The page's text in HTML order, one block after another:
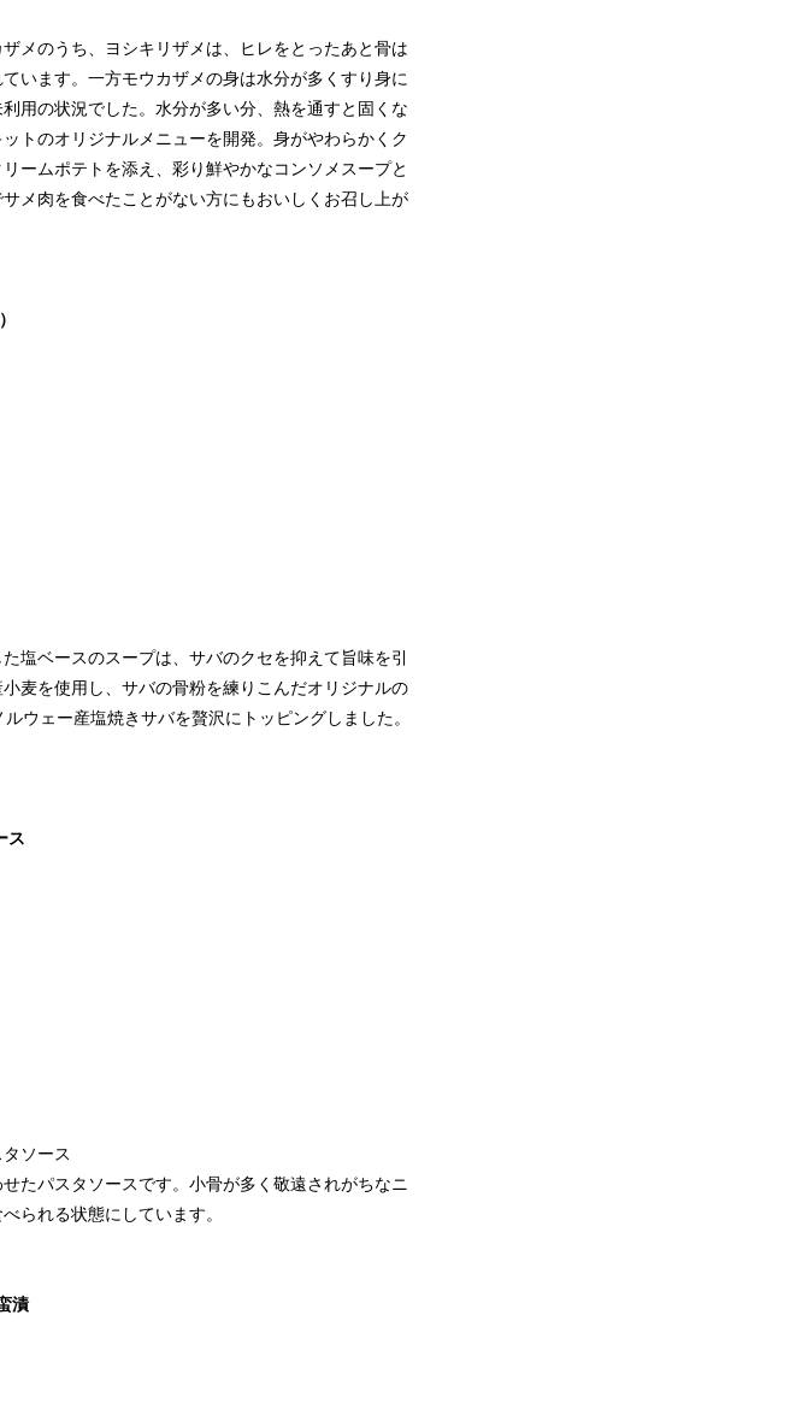
メのうち、ヨシキリザメは、ヒレをとったあと骨は
います。一方モウカザメの身は水分が多くすり身に
用の状況でした。水分が多い分、熱を通すと固くな
トのオリジナルメニューを開発。身がやわらかくク
ームポテトを添え、彩り鮮やかなコンソメスープと
メ肉を食べたことがない方にもおいしくお召し上が
塩ベースのスープは、サバのクセを抑えて旨味を引
麦を使用し、サバの骨粉を練りこんだオリジナルの
ウェー産塩焼きサバを贅沢にトッピングしました。
ス
ソース
たパスタソースです。小骨が多く敬遠されがちなニ
られる状態にしています。
漬